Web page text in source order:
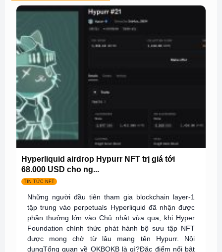
Hyperliquid airdrop Hypurr NFT trị giá tới
68.000 USD cho ng...
TIN TỨC NFT
Những người đầu tiên tham gia blockchain layer-1
tập trung vào perpetuals Hyperliquid đã nhận được
phần thưởng lớn vào Chủ nhật vừa qua, khi Hyper
Foundation chính thức phát hành bộ sưu tập NFT
được mong chờ từ lâu mang tên Hypurr. Nội
dungTổng quan về OKBOKB là gì?Đặc điểm nổi bật